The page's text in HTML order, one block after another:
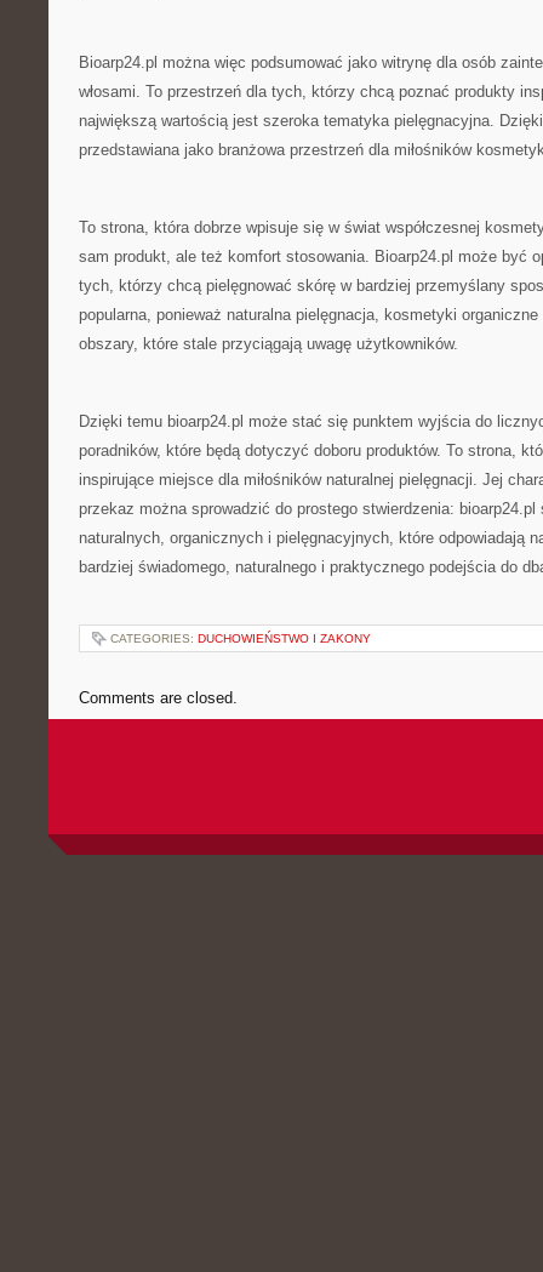
Bioarp24.pl można więc podsumować jako witrynę dla osób
włosami. To przestrzeń dla tych, którzy chcą poznać produkty
największą wartością jest szeroka tematyka pielęgnacyjna.
przedstawiana jako branżowa przestrzeń dla miłośników
To strona, która dobrze wpisuje się w świat współczesnej
sam produkt, ale też komfort stosowania. Bioarp24.pl może być
tych, którzy chcą pielęgnować skórę w bardziej przemyślany
popularna, ponieważ naturalna pielęgnacja, kosmetyki
obszary, które stale przyciągają uwagę użytkowników.
Dzięki temu bioarp24.pl może stać się punktem wyjścia do
poradników, które będą dotyczyć doboru produktów. To strona,
inspirujące miejsce dla miłośników naturalnej pielęgnacji. Jej
przekaz można sprowadzić do prostego stwierdzenia:
naturalnych, organicznych i pielęgnacyjnych, które odpowiadają
bardziej świadomego, naturalnego i praktycznego podejścia do
CATEGORIES: DUCHOWIEŃSTWO I ZAKONY
Comments are closed.